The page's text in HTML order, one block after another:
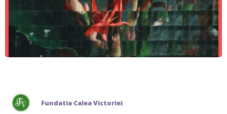
Fundatia Calea Victoriei